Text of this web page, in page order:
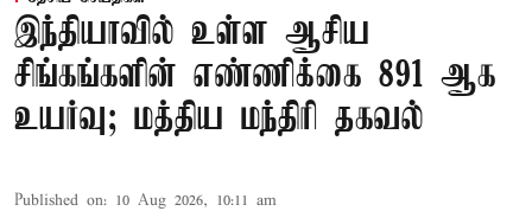
இந்தியாவில் உள்ள ஆசிய
சிங்கங்களின் எண்ணிக்கை 891 ஆக
உயர்வு; மத்திய மந்திரி தகவல்
Published on: 10 Aug 2026, 10:11 am